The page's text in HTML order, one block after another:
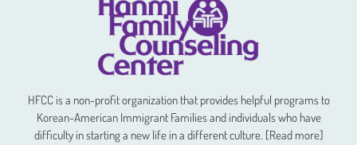
HFCC is a non-profit organization that provides helpful programs to
Korean-American Immigrant Families and individuals who have
difficulty in starting a new life in a different culture. [Read more]